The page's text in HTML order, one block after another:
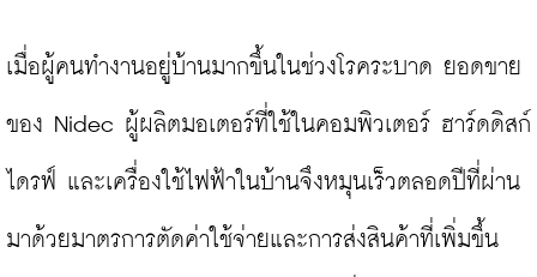
เมื่อผู้คนทำงานอยู่บ้านมากขึ้นในช่วงโรคระบาด ยอดขาย
ของ Nidec ผู้ผลิตมอเตอร์ที่ใช้ในคอมพิวเตอร์ ฮาร์ดดิสก์
ไดรฟ์ และเครื่องใช้ไฟฟ้าในบ้านจึงหมุนเร็วตลอดปีที่ผ่าน
มาด้วยมาตรการตัดค่าใช้จ่ายและการส่งสินค้าที่เพิ่มขึ้น